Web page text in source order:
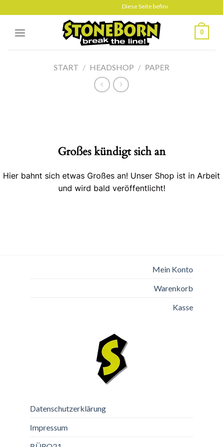
to
content
Diese Seite befindet sich gerade im
0
START / HEADSHOP / PAPER
Großes kündigt sich an
Hier bahnt sich etwas Großes an! Unser Shop ist in Arbeit
und wird bald veröffentlicht!
Mein Konto
Warenkorb
Kasse
Datenschutzerklärung
Impressum